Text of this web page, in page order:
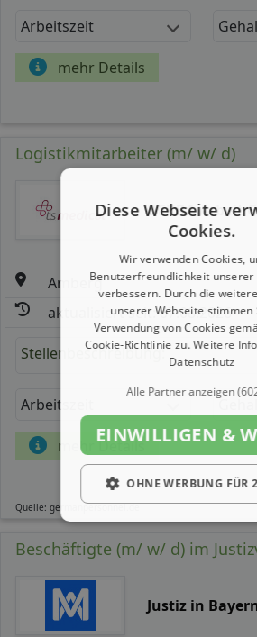
Arbeitszeit
mehr Details
Logistikmitarbeiter (m/ w/ d)
DEKRA Arbeit
Amberg
aktualisiert seit: 07.08.2026
Stellenbeschreibung:
Arbeitszeit Gehalt
mehr Details
Quelle: germanpersonnel.de
Beschäftigte (m/ w/ d) im
Justiz in
Diese Webseite
Cookies.
Wir verwenden Cookies,
Benutzerfreundlichkeit unserer
verbessern. Durch die
unserer Webseite stimmen
Verwendung von Cookies
Cookie-Richtlinie zu.Weitere
Datenschutz
Alle Partner anzeigen
EINWILLIGEN &
OHNE WERBUNG FÜR